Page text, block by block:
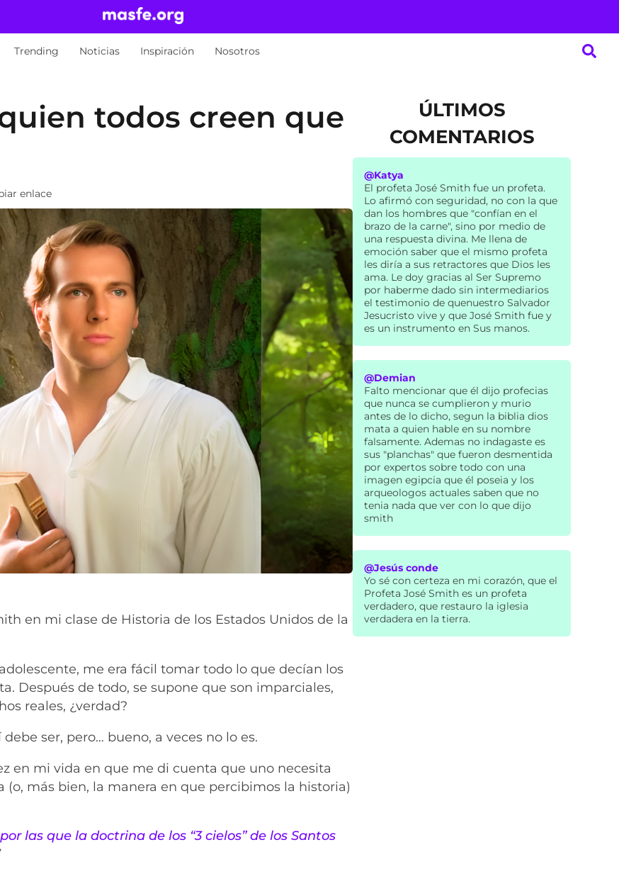
Trending Noticias Inspiración Nosotros
todos creen que
enlace
en mi clase de Historia de los Estados Unidos de la
me era fácil tomar todo lo que decían los
Después de todo, se supone que son imparciales,
reales, ¿verdad?
ser, pero… bueno, a veces no lo es.
en mi vida en que me di cuenta que uno necesita
más bien, la manera en que percibimos la historia)
las que la doctrina de los “3 cielos” de los Santos
ÚLTIMOS
COMENTARIOS
@Katya
El profeta José Smith fue un profeta.
Lo afirmó con seguridad, no con la que
dan los hombres que "confían en el
brazo de la carne", sino por medio de
una respuesta divina. Me llena de
emoción saber que el mismo profeta
les diría a sus retractores que Dios les
ama. Le doy gracias al Ser Supremo
por haberme dado sin intermediarios
el testimonio de quenuestro Salvador
Jesucristo vive y que José Smith fue y
es un instrumento en Sus manos.
@Demian
Falto mencionar que él dijo profecias
que nunca se cumplieron y murio
antes de lo dicho, segun la biblia dios
mata a quien hable en su nombre
falsamente. Ademas no indagaste es
sus "planchas" que fueron desmentida
por expertos sobre todo con una
imagen egipcia que él poseia y los
arqueologos actuales saben que no
tenia nada que ver con lo que dijo
smith
@Jesús conde
Yo sé con certeza en mi corazón, que el
Profeta José Smith es un profeta
verdadero, que restauro la iglesia
verdadera en la tierra.